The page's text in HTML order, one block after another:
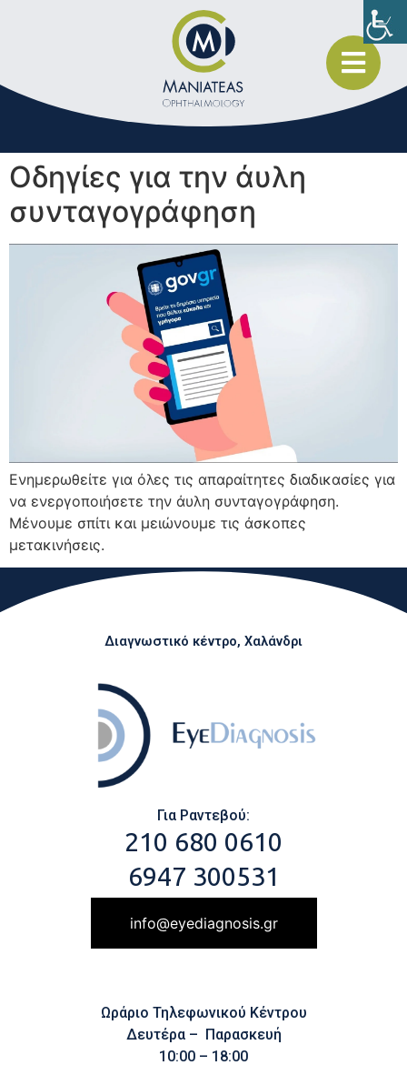
Οδηγίες για την άυλη
συνταγογράφηση
Ενημερωθείτε για όλες τις απαραίτητες διαδικασίες για
να ενεργοποιήσετε την άυλη συνταγογράφηση.
Μένουμε σπίτι και μειώνουμε τις άσκοπες
μετακινήσεις.
Διαγνωστικό κέντρο, Χαλάνδρι
Για Ραντεβού:
210 680 0610
6947 300531
info@eyediagnosis.gr
Ωράριο Τηλεφωνικού Κέντρου
Δευτέρα – Παρασκευή
10:00 – 18:00